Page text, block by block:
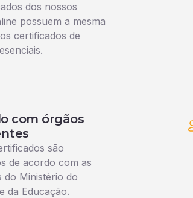
dos nossos
possuem a mesma
certificados de
com órgãos
são
de acordo com as
do Ministério do
da Educação.